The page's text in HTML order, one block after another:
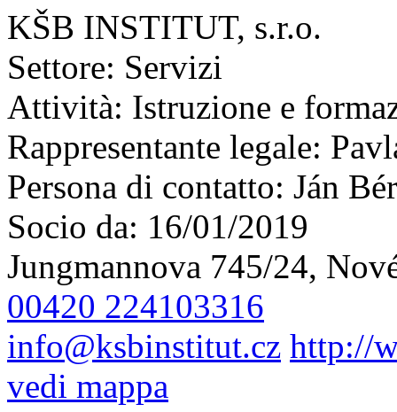
KŠB INSTITUT, s.r.o.
Settore: Servizi
Attività: Istruzione e
Rappresentante legale:
Persona di contatto: Ján
Socio da: 16/01/2019
Jungmannova 745/24,
00420 224103316
info@ksbinstitut.cz http://
vedi mappa